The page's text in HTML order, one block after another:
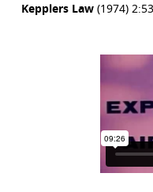
Kepplers Law(1974) 2:53